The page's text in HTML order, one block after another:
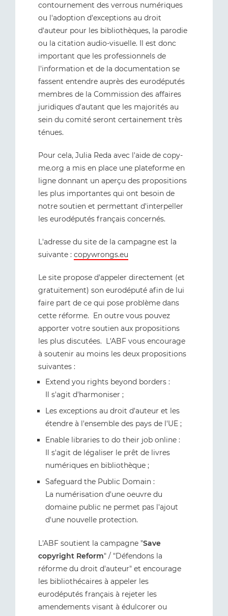
contournement des verrous numériques
ou l'adoption d'exceptions au droit
d'auteur pour les bibliothèques, la parodie
ou la citation audio-visuelle. Il est donc
important que les professionnels de
l'information et de la documentation se
fassent entendre auprès des eurodéputés
membres de la Commission des affaires
juridiques d'autant que les majorités au
sein du comité seront certainement très
ténues.
Pour cela, Julia Reda avec l'aide de copy-
me.org a mis en place une plateforme en
ligne donnant un aperçu des propositions
les plus importantes qui ont besoin de
notre soutien et permettant d'interpeller
les eurodéputés français concernés.
L'adresse du site de la campagne est la
suivante : copywrongs.eu
Le site propose d'appeler directement (et
gratuitement) son eurodéputé afin de lui
faire part de ce qui pose problème dans
cette réforme. En outre vous pouvez
apporter votre soutien aux propositions
les plus discutées. L'ABF vous encourage
à soutenir au moins les deux propositions
suivantes :
Extend you rights beyond borders :
Il s'agit d'harmoniser ;
Les exceptions au droit d'auteur et les
étendre à l'ensemble des pays de l'UE ;
Enable libraries to do their job online :
Il s'agit de légaliser le prêt de livres
numériques en bibliothèque ;
Safeguard the Public Domain :
La numérisation d'une oeuvre du
domaine public ne permet pas l'ajout
d'une nouvelle protection.
L'ABF soutient la campagne "Save
copyright Reform" / "Défendons la
réforme du droit d'auteur" et encourage
les bibliothécaires à appeler les
eurodéputés français à rejeter les
amendements visant à édulcorer ou